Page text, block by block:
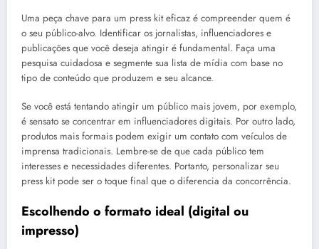
Uma peça chave para um press kit eficaz é compreender quem é
o seu público-alvo. Identificar os jornalistas, influenciadores e
publicações que você deseja atingir é fundamental. Faça uma
pesquisa cuidadosa e segmente sua lista de mídia com base no
tipo de conteúdo que produzem e seu alcance.
Se você está tentando atingir um público mais jovem, por exemplo,
é sensato se concentrar em influenciadores digitais. Por outro lado,
produtos mais formais podem exigir um contato com veículos de
imprensa tradicionais. Lembre-se de que cada público tem
interesses e necessidades diferentes. Portanto, personalizar seu
press kit pode ser o toque final que o diferencia da concorrência.
Escolhendo o formato ideal (digital ou
impresso)